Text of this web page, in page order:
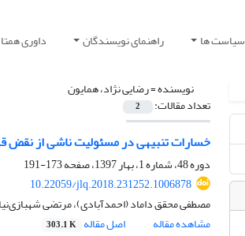
سیاست ها راهنمای نویسندگان داوری همتا
نویسنده =رضایی نژاد، همایون
تعداد مقالات: 2
خسارات تنبیهی در مسئولیت ناشی از نقض
دوره 48، شماره 1، بهار 1397، صفحه
173-191
10.22059/jlq.2018.231252.1006878
مصطفی محقق داماد (احمدآبادی)، مرتضی
مشاهده مقاله
اصل مقاله 303.1 K